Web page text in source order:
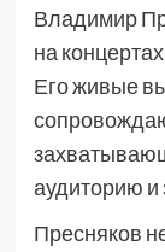
Владимир
на
Его живые
аудиторию и
Пресняков